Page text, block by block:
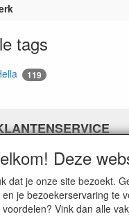
tags
119
Deze
dat je onze site bezoekt.
en je bezoekerservaring te
voordelen? Vink dan alle